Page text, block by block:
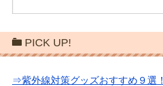
PICK UP!
⇒紫外線対策グッズおすすめ９選！